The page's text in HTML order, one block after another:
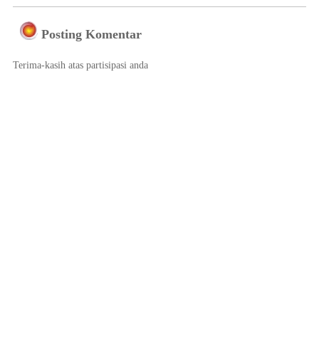
Posting Komentar
Terima-kasih atas partisipasi anda